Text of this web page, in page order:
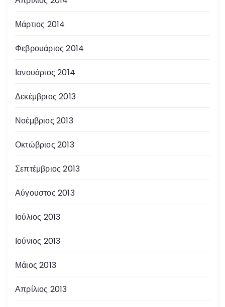
Μάρτιος 2014
Φεβρουάριος 2014
Ιανουάριος 2014
Δεκέμβριος 2013
Νοέμβριος 2013
Οκτώβριος 2013
Σεπτέμβριος 2013
Αύγουστος 2013
Ιούλιος 2013
Ιούνιος 2013
Μάιος 2013
Απρίλιος 2013